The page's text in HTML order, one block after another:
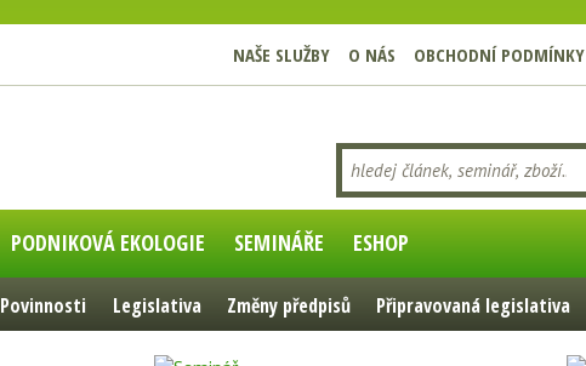
NAŠE SLUŽBY O NÁS OBCHODNÍ PODMÍNKY
PODNIKOVÁ EKOLOGIE SEMINÁŘE ESHOP
Povinnosti Legislativa Změny předpisů Připravovaná legislativa